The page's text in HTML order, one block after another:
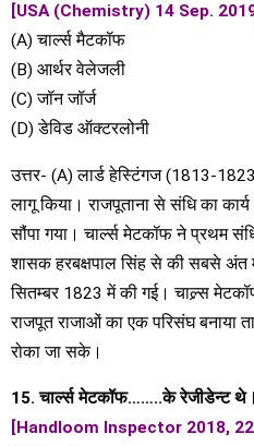
[USA (Chemistry) 14 Sep.
(A) चार्ल्स मैटकॉफ
(B) आर्थर वेलेजली
(C) जॉन जॉर्ज
(D) डेविड ऑक्टरलोनी
उत्तर- (A) लार्ड हेस्टिंगज (1813-
लागू किया। राजपूताना से संधि का
सौंपा गया। चार्ल्स मेटकॉफ ने प्रथम
शासक हरबक्षपाल सिंह से की सबसे अंत
सितम्बर 1823 में की गई। चाल्र्स
राजपूत राजाओं का एक परिसंघ बनाया
रोका जा सके।
15. चार्ल्स मेटकॉफ……..के रेजीडेन्ट थे।
[Handloom Inspector 2018,